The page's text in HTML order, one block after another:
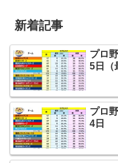
新着記事
プロ
5日（
プロ
4日